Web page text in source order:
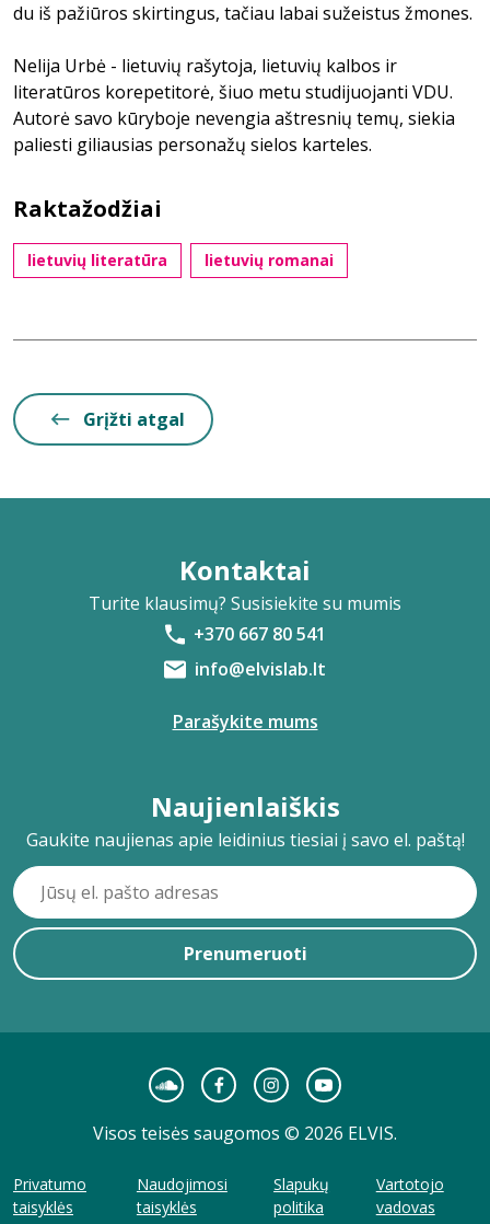
du iš pažiūros skirtingus, tačiau labai sužeistus žmones.
Nelija Urbė - lietuvių rašytoja, lietuvių kalbos ir
literatūros korepetitorė, šiuo metu studijuojanti VDU.
Autorė savo kūryboje nevengia aštresnių temų, siekia
paliesti giliausias personažų sielos karteles.
Raktažodžiai
lietuvių literatūra lietuvių romanai
Grįžti atgal
Kontaktai
Turite klausimų? Susisiekite su mumis
+370 667 80 541
info@elvislab.lt
Parašykite mums
Naujienlaiškis
Gaukite naujienas apie leidinius tiesiai į savo el. paštą!
Prenumeruoti
Visos teisės saugomos © 2026 ELVIS.
Privatumo
taisyklės
Naudojimosi
taisyklės
Slapukų
politika
Vartotojo
vadovas